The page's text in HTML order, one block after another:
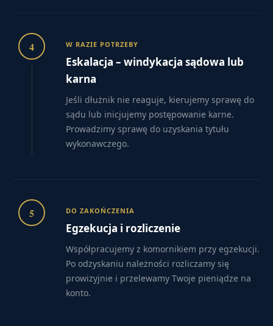
4 W RAZIE POTRZEBY
Eskalacja – windykacja sądowa lub
karna
Jeśli dłużnik nie reaguje, kierujemy sprawę do
sądu lub inicjujemy postępowanie karne.
Prowadzimy sprawę do uzyskania tytułu
wykonawczego.
5 DO ZAKOŃCZENIA
Egzekucja i rozliczenie
Współpracujemy z komornikiem przy egzekucji.
Po odzyskaniu należności rozliczamy się
prowizyjnie i przelewamy Twoje pieniądze na
konto.